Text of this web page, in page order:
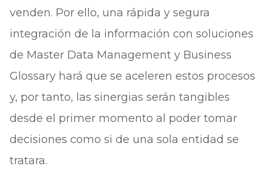
venden. Por ello, una rápida y segura
integración de la información con soluciones
de Master Data Management y Business
Glossary hará que se aceleren estos procesos
y, por tanto, las sinergias serán tangibles
desde el primer momento al poder tomar
decisiones como si de una sola entidad se
tratara.